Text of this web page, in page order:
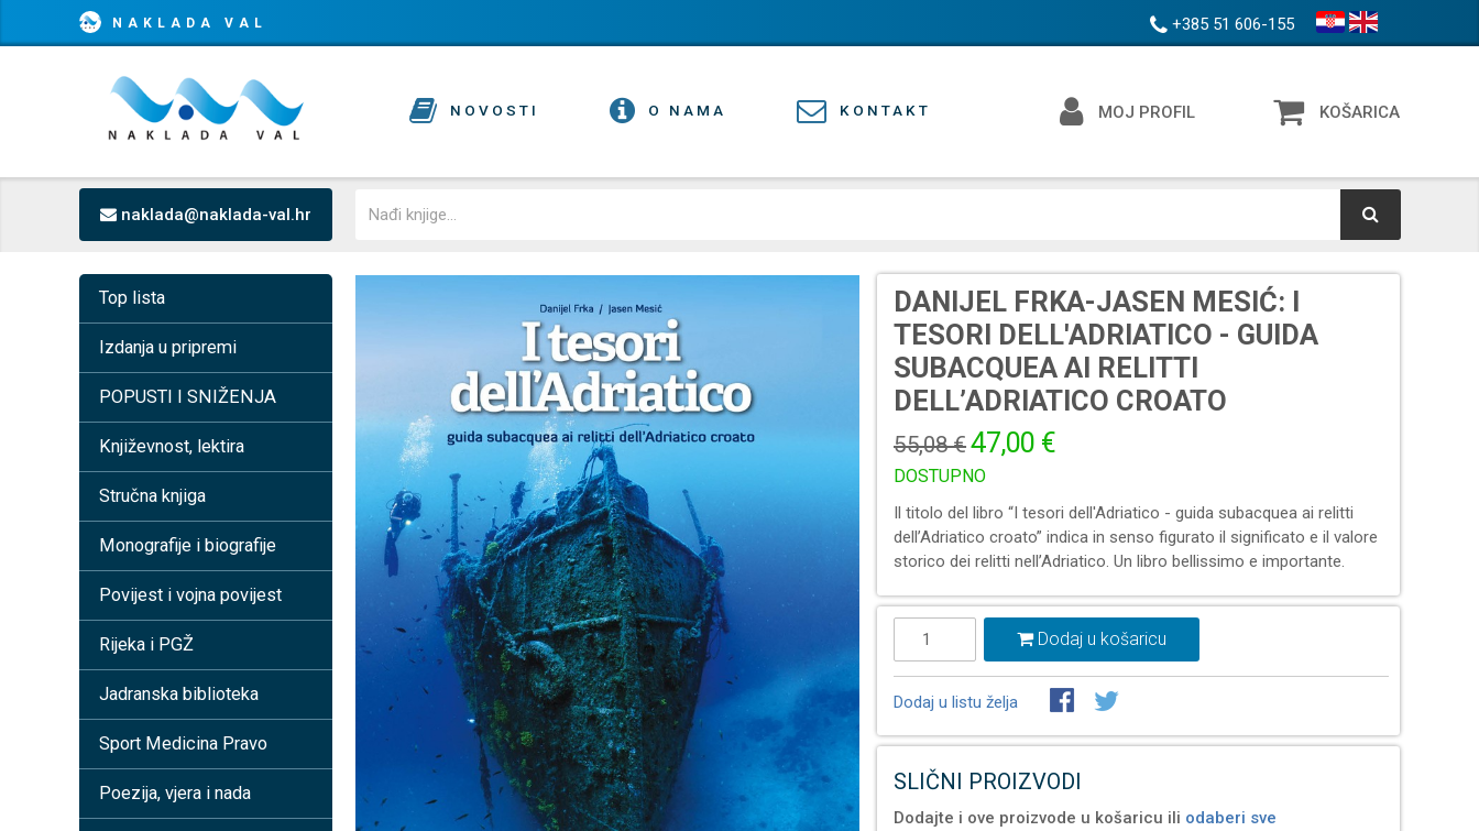
NAKLADA VAL +385 51 606-155
NOVOSTI O NAMA KONTAKT MOJ PROFIL KOŠARICA
naklada@naklada-val.hr
DANIJEL FRKA-JASEN MESIĆ: I
TESORI DELL'ADRIATICO - GUIDA
SUBACQUEA AI RELITTI
DELL’ADRIATICO CROATO
55,08 €47,00 €
DOSTUPNO
Il titolo del libro “I tesori dell'Adriatico - guida subacquea ai relitti
dell’Adriatico croato” indica in senso figurato il significato e il valore
storico dei relitti nell’Adriatico. Un libro bellissimo e importante.
Dodaj u košaricu
Dodaj u listu želja
SLIČNI PROIZVODI
Dodajte i ove proizvode u košaricu ili odaberi sve
Top lista
Izdanja u pripremi
POPUSTI I SNIŽENJA
Književnost, lektira
Stručna knjiga
Monografije i biografije
Povijest i vojna povijest
Rijeka i PGŽ
Jadranska biblioteka
Sport Medicina Pravo
Poezija, vjera i nada